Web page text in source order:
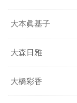
大本眞基子
大森日雅
大橋彩香